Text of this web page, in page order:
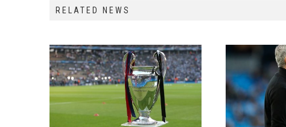
RELATED NEWS